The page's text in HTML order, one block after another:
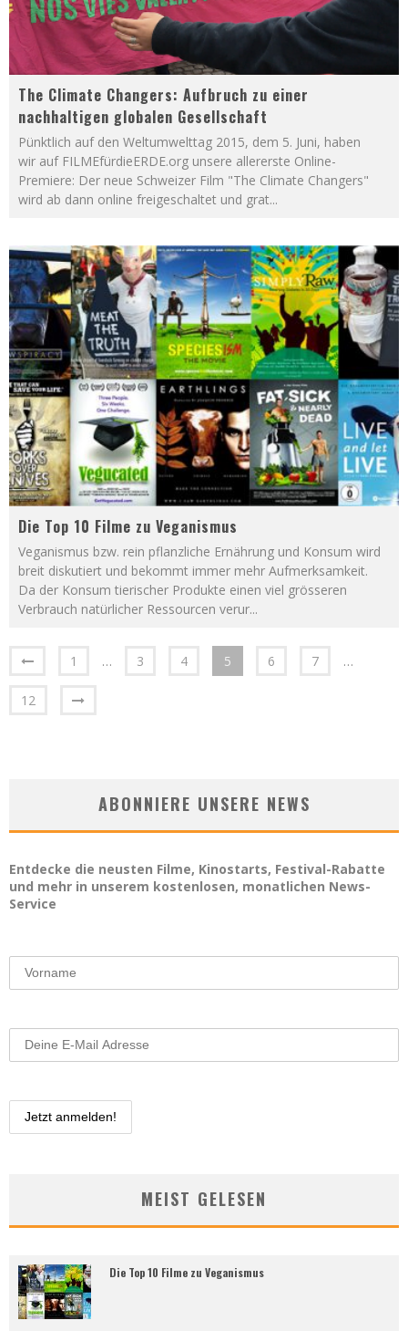
The Climate Changers: Aufbruch zu einer
nachhaltigen globalen Gesellschaft
Pünktlich auf den Weltumwelttag 2015, dem 5. Juni, haben
wir auf FILMEfürdieERDE.org unsere allererste Online-
Premiere: Der neue Schweizer Film "The Climate Changers"
wird ab dann online freigeschaltet und grat...
Die Top 10 Filme zu Veganismus
Veganismus bzw. rein pflanzliche Ernährung und Konsum wird
breit diskutiert und bekommt immer mehr Aufmerksamkeit.
Da der Konsum tierischer Produkte einen viel grösseren
Verbrauch natürlicher Ressourcen verur...
1 … 3 4 5 6 7 …
12
ABONNIERE UNSERE NEWS
Entdecke die neusten Filme, Kinostarts, Festival-Rabatte
und mehr in unserem kostenlosen, monatlichen News-
Service
MEIST GELESEN
Die Top 10 Filme zu Veganismus